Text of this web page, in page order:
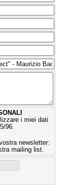
i miei dati
96.
newsletter:
mailing list.